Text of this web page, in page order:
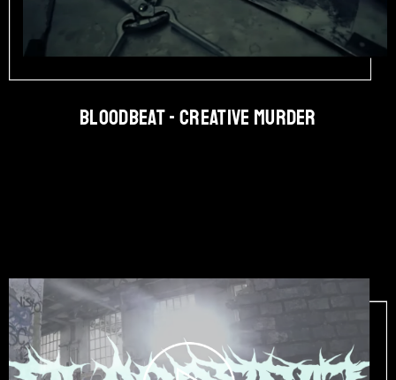
BLOODBEAT - Creative Murder